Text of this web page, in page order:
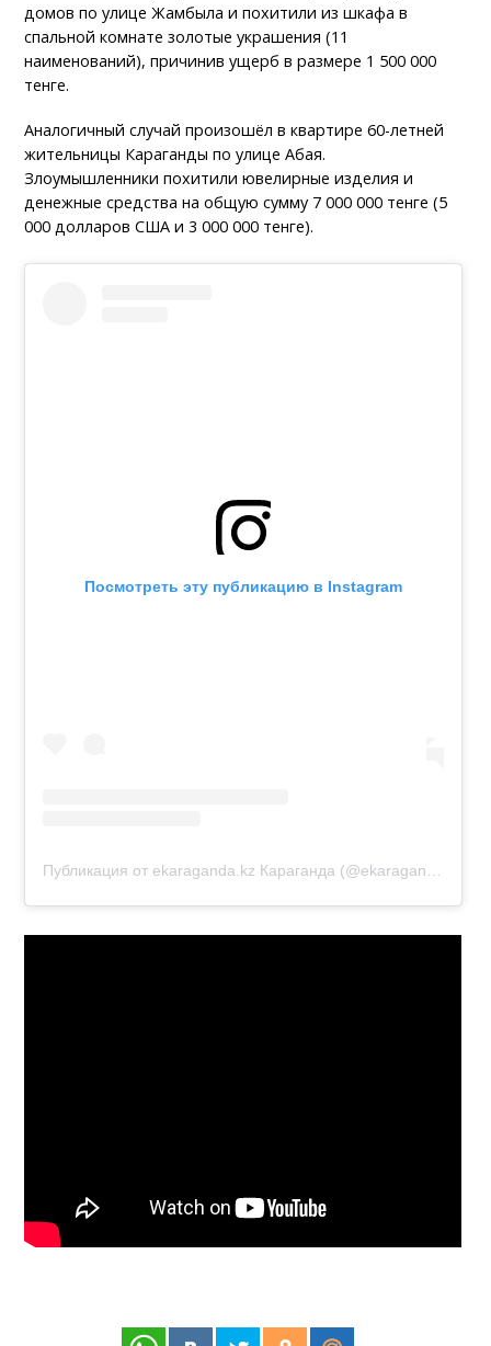
домов по улице Жамбыла и похитили из шкафа в
спальной комнате золотые украшения (11
наименований), причинив ущерб в размере 1 500 000
тенге.
Аналогичный случай произошёл в квартире 60-летней
жительницы Караганды по улице Абая.
Злоумышленники похитили ювелирные изделия и
денежные средства на общую сумму 7 000 000 тенге (5
000 долларов США и 3 000 000 тенге).
Посмотреть эту публикацию в Instagram